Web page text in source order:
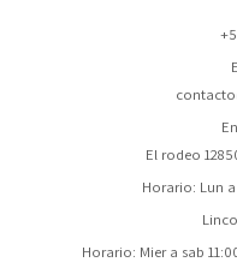
El rodeo
Horario: Lun
Horario: Mier a sab